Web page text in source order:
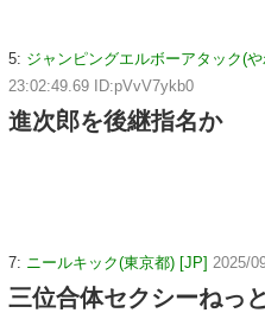
5: ジャンピングエルボーアタック(
23:02:49.69 ID:pVvV7ykb0
進次郎を後継指名か
7: ニールキック(東京都) [JP] 2025/
三位合体セクシーねっ